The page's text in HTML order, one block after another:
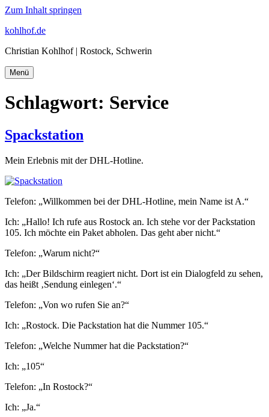
Zum Inhalt springen
kohlhof.de
Christian Kohlhof | Rostock, Schwerin
Menü
Schlagwort: Service
Spackstation
Mein Erlebnis mit der DHL-Hotline.
Telefon: „Willkommen bei der DHL-Hotline, mein Name ist A.“
Ich: „Hallo! Ich rufe aus Rostock an. Ich stehe vor der Packstation
105. Ich möchte ein Paket abholen. Das geht aber nicht.“
Telefon: „Warum nicht?“
Ich: „Der Bildschirm reagiert nicht. Dort ist ein Dialogfeld zu sehen,
das heißt ‚Sendung einlegen‘.“
Telefon: „Von wo rufen Sie an?“
Ich: „Rostock. Die Packstation hat die Nummer 105.“
Telefon: „Welche Nummer hat die Packstation?“
Ich: „105“
Telefon: „In Rostock?“
Ich: „Ja.“